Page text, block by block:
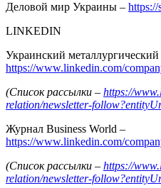
Деловой мир Украины –
LINKEDIN
Украинский металлургический
https://www.linkedin.com/
(Список рассылки – https://
relation/newsletter-
Журнал Business World –
https://www.linkedin.com/
(Список рассылки – https://
relation/newsletter-